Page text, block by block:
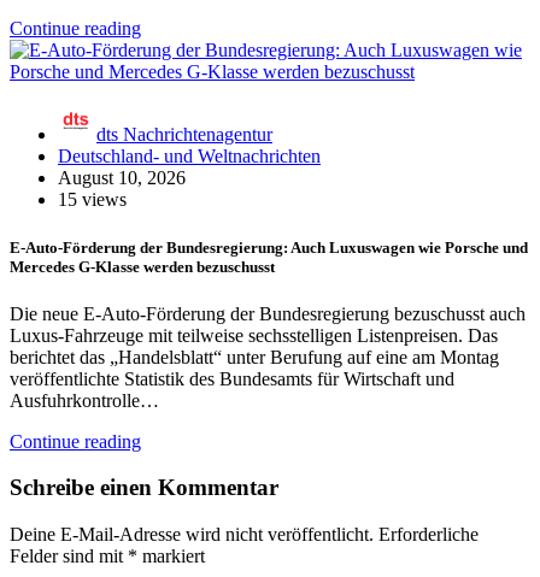
Continue reading
dts Nachrichtenagentur
Deutschland- und Weltnachrichten
August 10, 2026
15 views
E-Auto-Förderung der Bundesregierung: Auch Luxuswagen wie Porsche und
Mercedes G-Klasse werden bezuschusst
Die neue E-Auto-Förderung der Bundesregierung bezuschusst auch
Luxus-Fahrzeuge mit teilweise sechsstelligen Listenpreisen. Das
berichtet das „Handelsblatt“ unter Berufung auf eine am Montag
veröffentlichte Statistik des Bundesamts für Wirtschaft und
Ausfuhrkontrolle…
Continue reading
Schreibe einen Kommentar
Deine E-Mail-Adresse wird nicht veröffentlicht. Erforderliche
Felder sind mit * markiert